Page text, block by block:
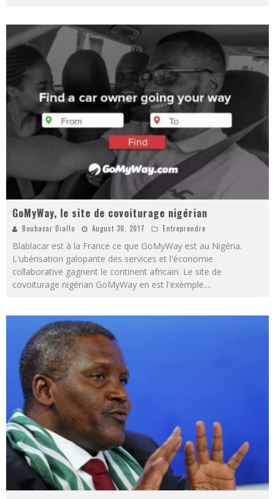
GoMyWay, le site de covoiturage nigérian
Boubacar Diallo August 30, 2017 Entreprendre
Blablacar est à la France ce que GoMyWay est au Nigéria.
L'ubérisation galopante des services et l'économie
collaborative gagnent le continent africain. Le site de
covoiturage nigérian GoMyWay en est l'exemple....